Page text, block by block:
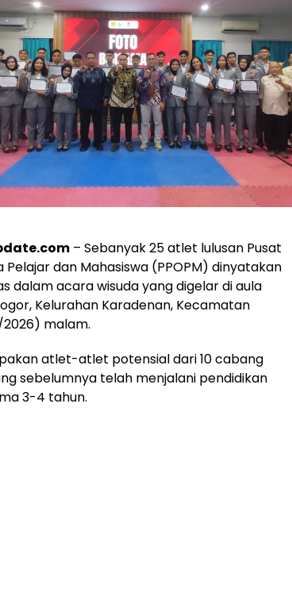
– Sebanyak 25 atlet lulusan Pusat
dan Mahasiswa (PPOPM) dinyatakan
dalam acara wisuda yang digelar di aula
Kelurahan Karadenan, Kecamatan
2026) malam.
atlet-atlet potensial dari 10 cabang
sebelumnya telah menjalani pendidikan
3-4 tahun.